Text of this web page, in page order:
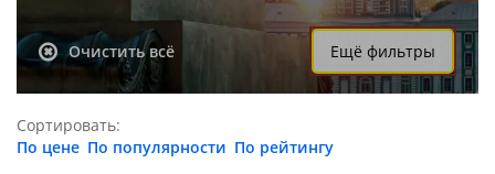
Очистить всё Ещё фильтры
Сортировать:
По цене По популярности По рейтингу